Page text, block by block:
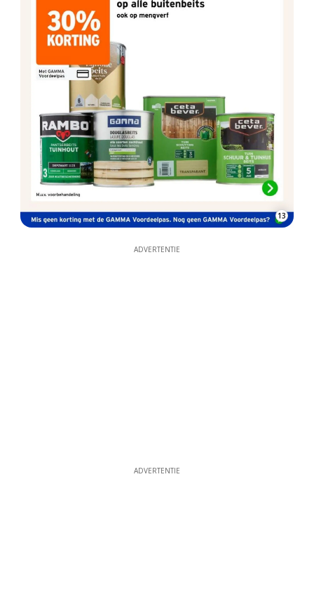
13
ADVERTENTIE
ADVERTENTIE